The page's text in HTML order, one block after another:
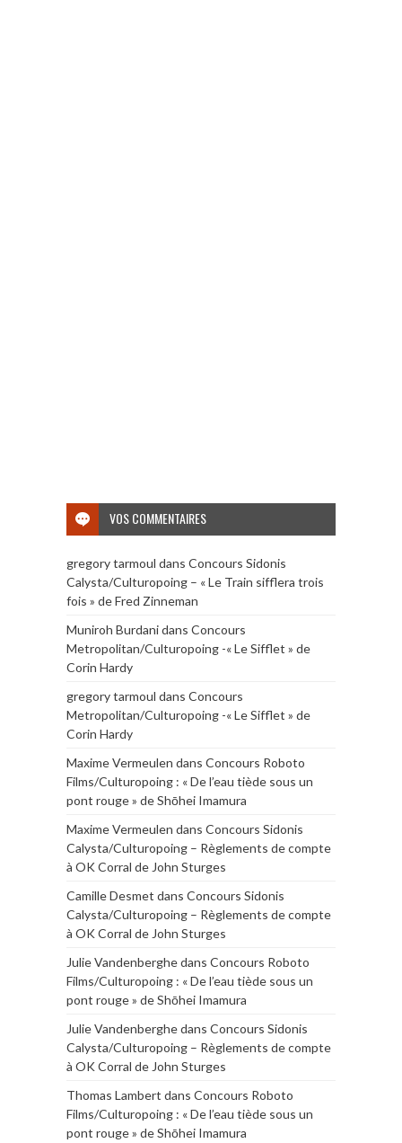
VOS COMMENTAIRES
gregory tarmoul dans Concours Sidonis
Calysta/Culturopoing – « Le Train sifflera trois
fois » de Fred Zinneman
Muniroh Burdanidans Concours
Metropolitan/Culturopoing -« Le Sifflet » de
Corin Hardy
gregory tarmoul dans Concours
Metropolitan/Culturopoing -« Le Sifflet » de
Corin Hardy
Maxime Vermeulen dans Concours Roboto
Films/Culturopoing : « De l’eau tiède sous un
pont rouge » de Shōhei Imamura
Maxime Vermeulen dans Concours Sidonis
Calysta/Culturopoing – Règlements de compte
à OK Corral de John Sturges
Camille Desmet dans Concours Sidonis
Calysta/Culturopoing – Règlements de compte
à OK Corral de John Sturges
Julie Vandenberghedans Concours Roboto
Films/Culturopoing : « De l’eau tiède sous un
pont rouge » de Shōhei Imamura
Julie Vandenberghedans Concours Sidonis
Calysta/Culturopoing – Règlements de compte
à OK Corral de John Sturges
Thomas Lambert dans Concours Roboto
Films/Culturopoing : « De l’eau tiède sous un
pont rouge » de Shōhei Imamura